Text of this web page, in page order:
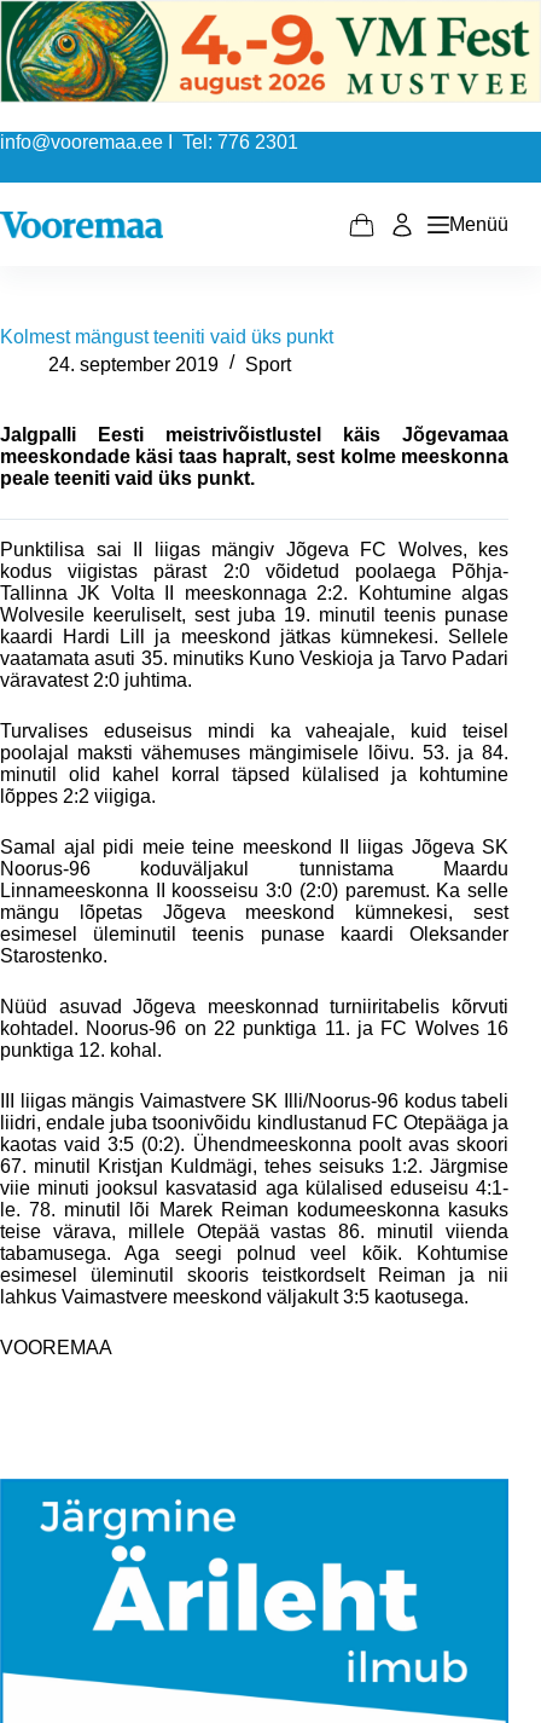
Skip
to
content
info@vooremaa.ee I Tel: 776 2301
Shopping
Menüü
Kolmest mängust teeniti vaid üks punkt
24. september 2019
Sport
Jalgpalli Eesti meistrivõistlustel käis Jõgevamaa
meeskondade käsi taas hapralt, sest kolme meeskonna
peale teeniti vaid üks punkt.
Punktilisa sai II liigas mängiv Jõgeva FC Wolves, kes
kodus viigistas pärast 2:0 võidetud poolaega Põhja-
Tallinna JK Volta II meeskonnaga 2:2. Kohtumine algas
Wolvesile keeruliselt, sest juba 19. minutil teenis punase
kaardi Hardi Lill ja meeskond jätkas kümnekesi. Sellele
vaatamata asuti 35. minutiks Kuno Veskioja ja Tarvo Padari
väravatest 2:0 juhtima.
Turvalises eduseisus mindi ka vaheajale, kuid teisel
poolajal maksti vähemuses mängimisele lõivu. 53. ja 84.
minutil olid kahel korral täpsed külalised ja kohtumine
lõppes 2:2 viigiga.
Samal ajal pidi meie teine meeskond II liigas Jõgeva SK
Noorus-96 koduväljakul tunnistama Maardu
Linnameeskonna II koosseisu 3:0 (2:0) paremust. Ka selle
mängu lõpetas Jõgeva meeskond kümnekesi, sest
esimesel üleminutil teenis punase kaardi Oleksander
Starostenko.
Nüüd asuvad Jõgeva meeskonnad turniiritabelis kõrvuti
kohtadel. Noorus-96 on 22 punktiga 11. ja FC Wolves 16
punktiga 12. kohal.
III liigas mängis Vaimastvere SK Illi/Noorus-96 kodus tabeli
liidri, endale juba tsoonivõidu kindlustanud FC Otepääga ja
kaotas vaid 3:5 (0:2). Ühendmeeskonna poolt avas skoori
67. minutil Kristjan Kuldmägi, tehes seisuks 1:2. Järgmise
viie minuti jooksul kasvatasid aga külalised eduseisu 4:1-
le. 78. minutil lõi Marek Reiman kodumeeskonna kasuks
teise värava, millele Otepää vastas 86. minutil viienda
tabamusega. Aga seegi polnud veel kõik. Kohtumise
esimesel üleminutil skooris teistkordselt Reiman ja nii
lahkus Vaimastvere meeskond väljakult 3:5 kaotusega.
VOOREMAA